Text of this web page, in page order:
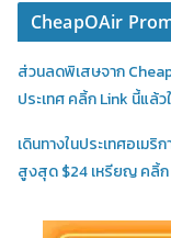
CheapOAir
ส่วนลดพิเสษจาก
ประเทศ คลิ้ก Link นี้แล้ว
เดินทางในประเทศอเมริ
สูงสุด $24 เหรียญ คลิ้ก